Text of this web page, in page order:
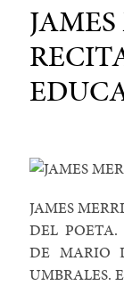
JAMES
DEL POETA.
DE MARIO
UMBRALES.